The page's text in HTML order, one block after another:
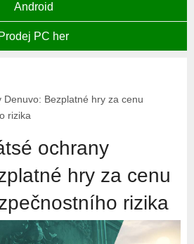
Android
Prodej PC her
Bezplatné hry za cenu
rizika
ochrany
hry za cenu
rizika